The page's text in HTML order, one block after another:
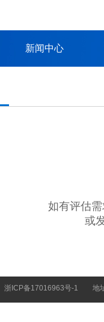
新闻中心
如有评估
或
浙ICP备17016963号-1 地